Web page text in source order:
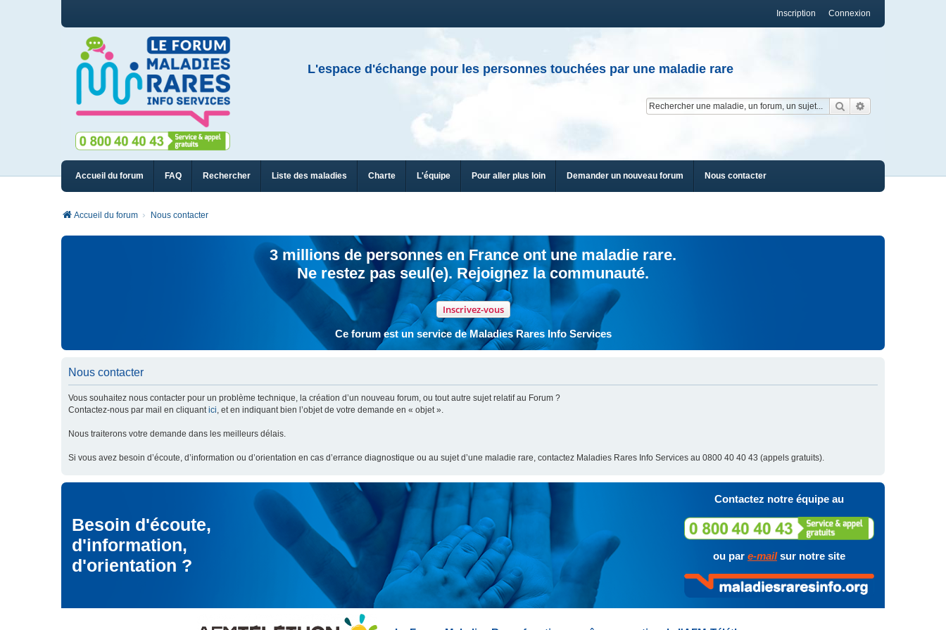
Connexion
Inscription
L'espace d'échange pour les personnes touchées par une maladie rare
Rechercher
Accueil du forum FAQ Rechercher Liste des maladies Charte L'équipe Pour aller plus loin Demander un nouveau forum Nous contacter
Accueil du forum Nous contacter
3 millions de personnes en France ont une maladie rare.
Ne restez pas seul(e). Rejoignez la communauté.
Inscrivez-vous
Ce forum est un service de Maladies Rares Info Services
Nous contacter
Vous souhaitez nous contacter pour un problème technique, la création d’un nouveau forum, ou tout autre sujet relatif au Forum ?
Contactez-nous par mail en cliquantici, et en indiquant bien l’objet de votre demande en « objet ».
Nous traiterons votre demande dans les meilleurs délais.
Si vous avez besoin d’écoute, d’information ou d’orientation en cas d’errance diagnostique ou au sujet d’une maladie rare, contactez Maladies Rares Info Services au 0800 40 40 43 (appels gratuits).
Besoin d'écoute,
d'information,
d'orientation ?
Contactez notre équipe au
ou par e-mailsur notre site